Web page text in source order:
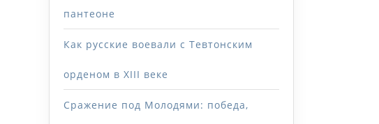
пантеоне
Как русские воевали с Тевтонским
орденом в XIII веке
Сражение под Молодями: победа,